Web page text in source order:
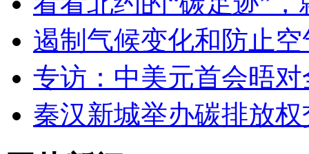
遏制气候变化和防止
专访：中美元首会晤
秦汉新城举办碳排放